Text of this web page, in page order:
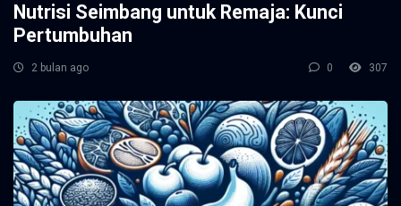
Nutrisi Seimbang untuk Remaja: Kunci
Pertumbuhan
2 bulan ago 0 307